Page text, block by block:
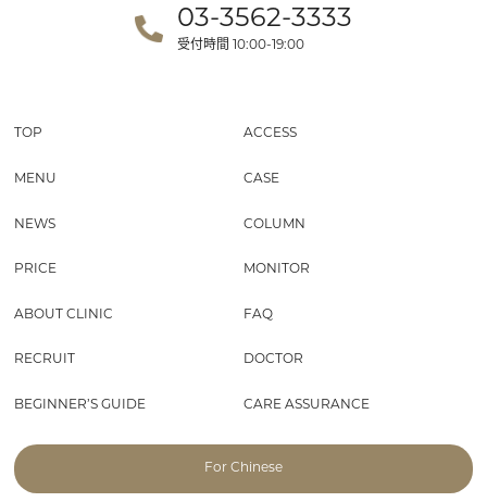
03-3562-3333
受付時間 10:00-19:00
TOP ACCESS
MENU CASE
NEWS COLUMN
PRICE MONITOR
ABOUT CLINIC FAQ
RECRUIT DOCTOR
BEGINNER’S GUIDE CARE ASSURANCE
For Chinese